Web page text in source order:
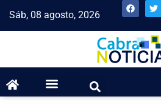
Sáb, 08 agosto, 2026